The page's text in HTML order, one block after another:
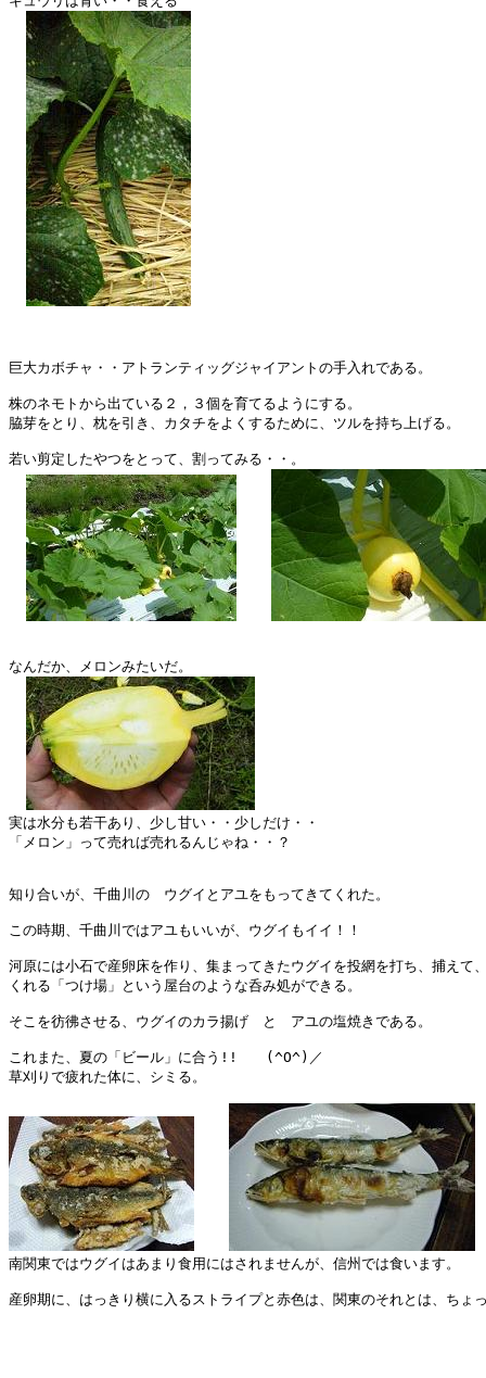
巨大カボチャ・・アトランティッグジャイアントの手入れである。
株のネモトから出ている２，３個を育てるようにする。
脇芽をとり、枕を引き、カタチをよくするために、ツルを持ち上げる。
若い剪定したやつをとって、割ってみる・・。
なんだか、メロンみたいだ。
実は水分も若干あり、少し甘い・・少しだけ・・
「メロン」って売れば売れるんじゃね・・？
知り合いが、千曲川の　ウグイとアユをもってきてくれた。
この時期、千曲川ではアユもいいが、ウグイもイイ！！
河原には小石で産卵床を作り、集まってきたウグイを投網を打ち、捕えて
くれる「つけ場」という屋台のような呑み処ができる。
そこを彷彿させる、ウグイのカラ揚げ　と　アユの塩焼きである。
これまた、夏の「ビール」に合う!!　　(^O^)／
草刈りで疲れた体に、シミる。
南関東ではウグイはあまり食用にはされませんが、信州では食います。
産卵期に、はっきり横に入るストライプと赤色は、関東のそれとは、ちょ